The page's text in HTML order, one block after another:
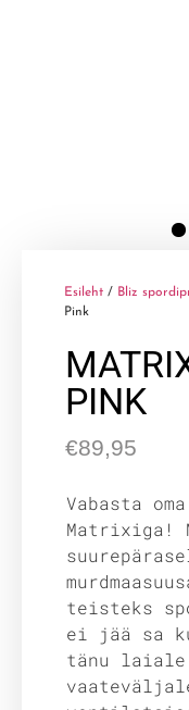
Esileht / Bliz
Pink
PINK
€89,95
Vabasta
Matrixiga!
teisteks
ei jää sa
tänu